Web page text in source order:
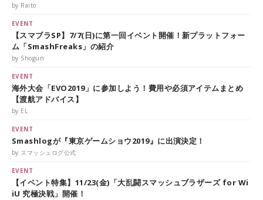
by Raito
EVENT
【スマブラSP】7/7(日)に第一回イベント開催！新プラットフォー
ム「SmashFreaks」の紹介
by Shogun
EVENT
海外大会「EVO2019」に参加しよう！費用や必須アイテムまとめ
【渡航アドバイス】
by EL
EVENT
Smashlogが『東京ゲームショウ2019』に出演決定！
by スマッシュログ公式
EVENT
【イベント特集】11/23(金)「大乱闘スマッシュブラザーズ for Wi
iU 究極決戦」開催！